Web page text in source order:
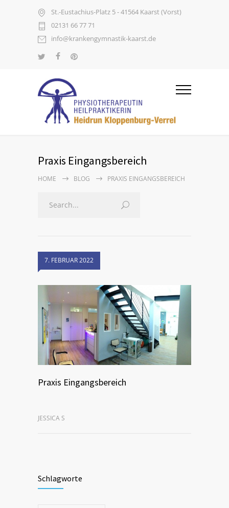
St.-Eustachius-Platz 5 - 41564 Kaarst (Vorst)
02131 66 77 71
info@krankengymnastik-kaarst.de
Praxis Eingangsbereich
HOME BLOG PRAXIS EINGANGSBEREICH
7. FEBRUAR 2022
Praxis Eingangsbereich
JESSICA S
Schlagworte